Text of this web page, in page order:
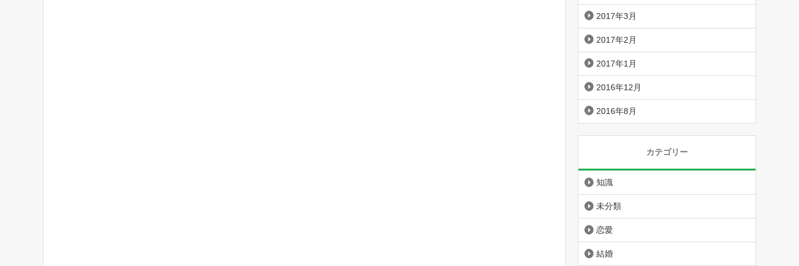
2017年3月
2017年2月
2017年1月
2016年12月
2016年8月
カテゴリー
知識
未分類
恋愛
結婚